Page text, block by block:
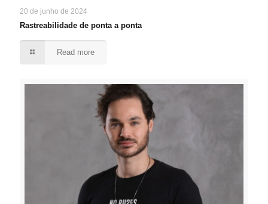
20 de junho de 2024
Rastreabilidade de ponta a ponta
Read more